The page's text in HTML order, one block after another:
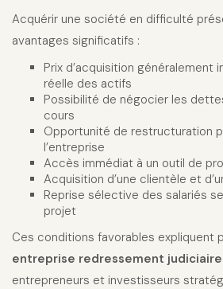
Acquérir une société en difficulté
avantages significatifs :
Prix d’acquisition généralement
réelle des actifs
Possibilité de négocier les
cours
Opportunité de restructuration
l’entreprise
Accès immédiat à un outil de
Acquisition d’une clientèle et
Reprise sélective des salariés
projet
Ces conditions favorables expliquent
entreprise redressement judiciaire
entrepreneurs et investisseurs